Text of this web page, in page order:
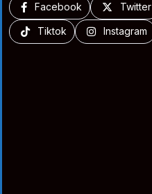
Facebook Twitter
Tiktok Instagram